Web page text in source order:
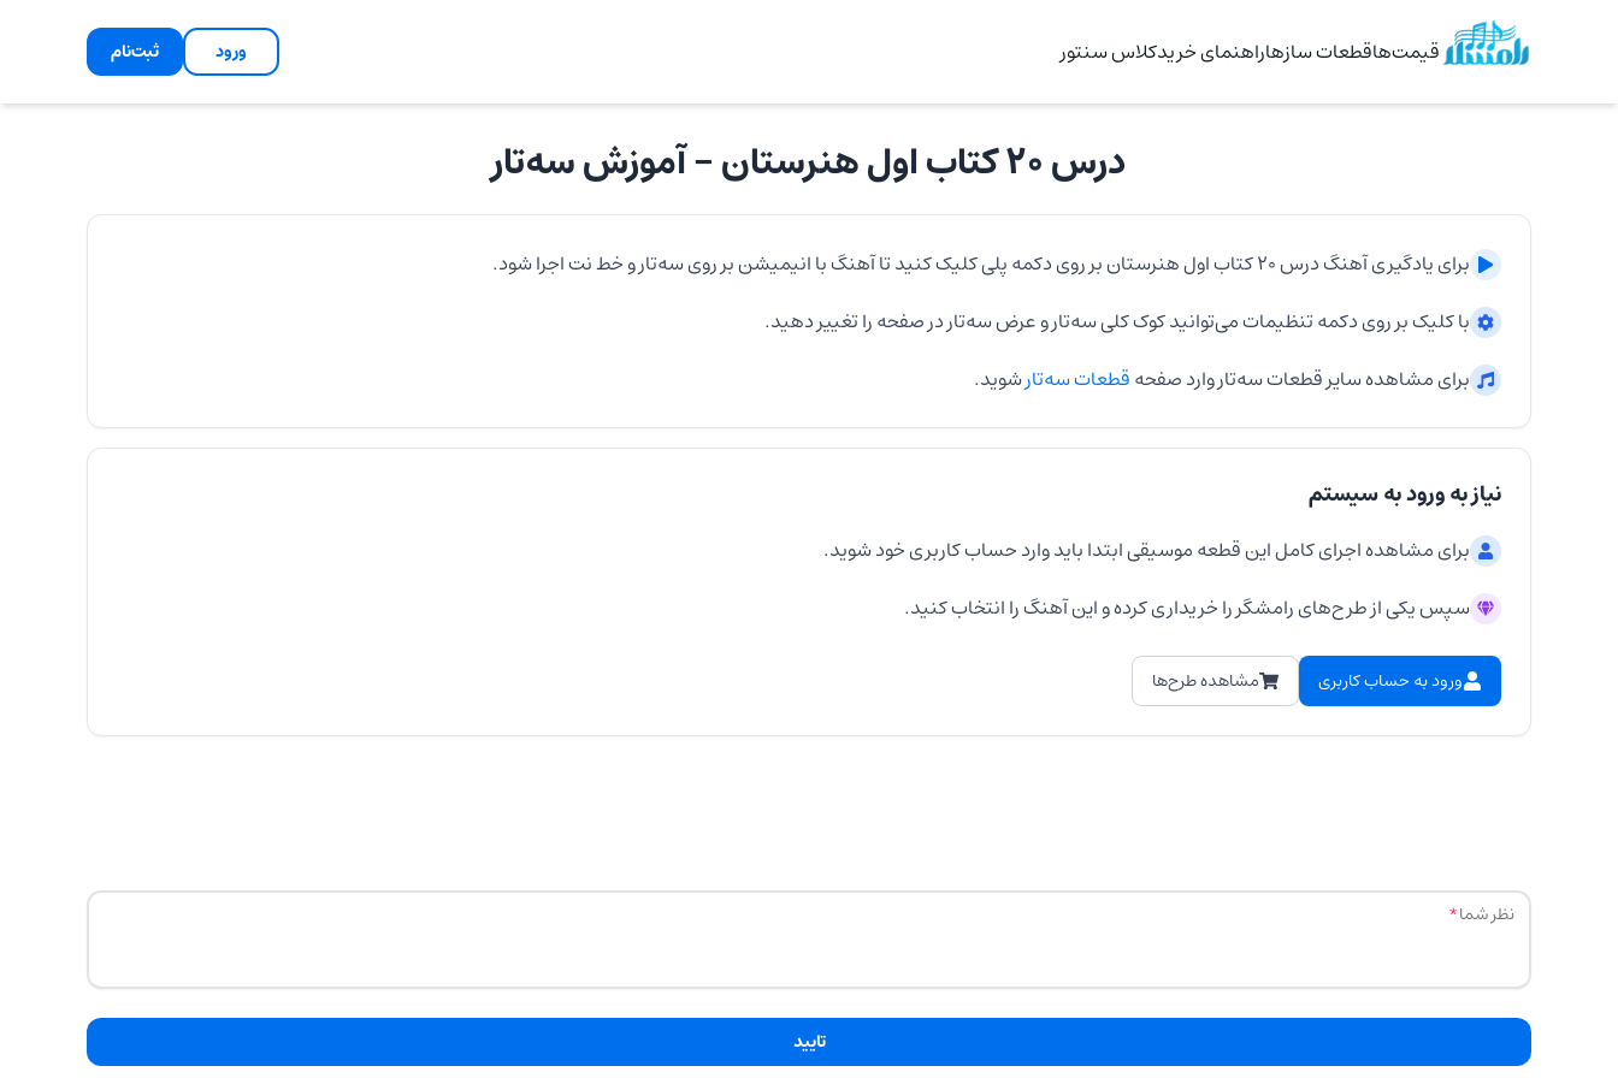
قیمت‌هاقطعات سازهاراهنمای خریدکلاس سنتور ورود ثبت‌نام
درس ۲۰ کتاب اول هنرستان - آموزشسه‌تار
برای یادگیری آهنگدرس ۲۰ کتاب اول هنرستان بر روی دکمه پلی کلیک کنید تا آهنگ با انیمیشن بر رویسه‌تارو خط نت اجرا شود.
با کلیک بر روی دکمه تنظیمات می‌توانید کوک کلیسه‌تارو عرضسه‌تاردر صفحه را تغییر دهید.
برای مشاهده سایر قطعاتسه‌تاروارد صفحهقطعاتسه‌تارشوید.
نیاز به ورود به سیستم
برای مشاهده اجرای کامل این قطعه موسیقی ابتدا باید وارد حساب کاربری خود شوید.
سپس یکی از طرح‌های رامشگر را خریداری کرده و این آهنگ را انتخاب کنید.
ورود به حساب کاربری مشاهده طرح‌ها
نظر شما
تایید